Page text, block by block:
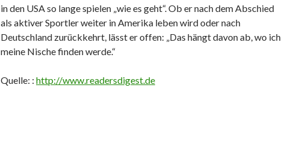
in den USA so lange spielen „wie es geht“. Ob er nach dem Abschied
als aktiver Sportler weiter in Amerika leben wird oder nach
Deutschland zurückkehrt, lässt er offen: „Das hängt davon ab, wo ich
meine Nische finden werde.“
Quelle: : http://www.readersdigest.de